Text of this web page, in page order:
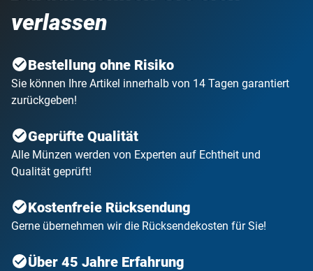
verlassen
Bestellung ohne Risiko
Sie können Ihre Artikel innerhalb von 14 Tagen garantiert
zurückgeben!
Geprüfte Qualität
Alle Münzen werden von Experten auf Echtheit und
Qualität geprüft!
Kostenfreie Rücksendung
Gerne übernehmen wir die Rücksendekosten für Sie!
Über 45 Jahre Erfahrung